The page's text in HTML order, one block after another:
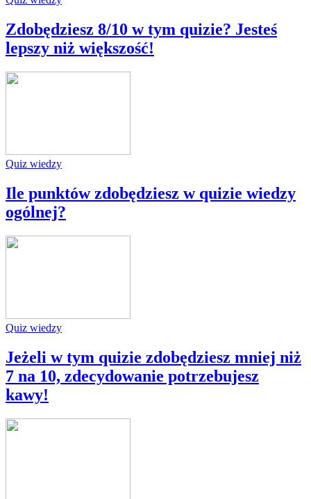
Zdobędziesz 8/10 w tym quizie? Jesteś
lepszy niż większość!
Quiz wiedzy
Ile punktów zdobędziesz w quizie wiedzy
ogólnej?
Quiz wiedzy
Jeżeli w tym quizie zdobędziesz mniej niż
7 na 10, zdecydowanie potrzebujesz
kawy!